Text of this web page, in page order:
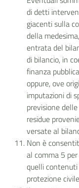
di detti
giacenti sulla
della
entrata del
di bilancio, in
finanza
oppure, ove
imputazioni di
previsione
residue
versate al
Non è
al comma 5
quelli
protezione